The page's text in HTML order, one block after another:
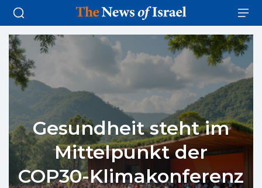
Gesundheit steht im
Mittelpunkt der
COP30-Klimakonferenz